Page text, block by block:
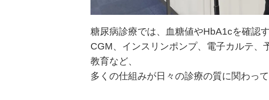
糖尿病診療では、血糖値やHbA1cを確認
CGM、インスリンポンプ、電子カルテ、
教育など、
多くの仕組みが日々の診療の質に関わって